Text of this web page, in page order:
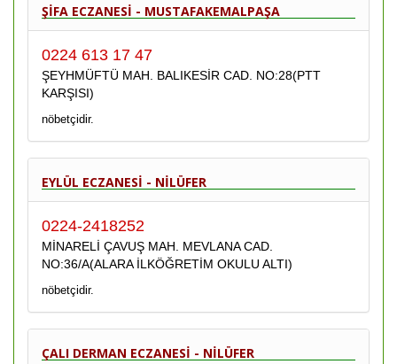
ŞİFA ECZANESİ - MUSTAFAKEMALPAŞA
0224 613 17 47
ŞEYHMÜFTÜ MAH. BALIKESİR CAD. NO:28(PTT
KARŞISI)
nöbetçidir.
EYLÜL ECZANESİ - NİLÜFER
0224-2418252
MİNARELİ ÇAVUŞ MAH. MEVLANA CAD.
NO:36/A(ALARA İLKÖĞRETİM OKULU ALTI)
nöbetçidir.
ÇALI DERMAN ECZANESİ - NİLÜFER